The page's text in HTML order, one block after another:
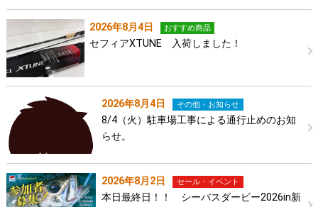
2026年8月4日 おすすめ商品
セフィアXTUNE 入荷しました！
2026年8月4日 その他・お知らせ
8/4（火）駐車場工事による通行止めのお知
らせ。
2026年8月2日 セール・イベント
本日最終日！！ シーバスダービー2026in新